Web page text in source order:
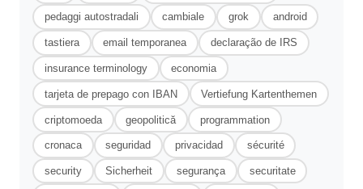
pedaggi autostradali cambiale grok android
tastiera email temporanea declaração de IRS
insurance terminology economia
tarjeta de prepago con IBAN Vertiefung Kartenthemen
criptomoeda geopolitică programmation
cronaca seguridad privacidad sécurité
security Sicherheit segurança securitate